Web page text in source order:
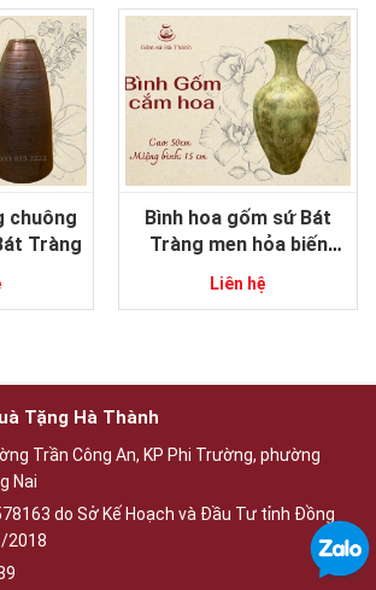
chuông
Tràng
Bình hoa gốm sứ Bát
Tràng men hỏa biến
Liên hệ
Tặng Hà Thành
Trần Công An, KP Phi Trường, phường
Nai
do Sở Kế Hoạch và Đầu Tư tỉnh Đồng
2018